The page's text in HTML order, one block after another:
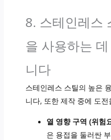
8. 스테인레스
을 사용하는
니다
스테인레스 스틸의 높은
니다, 또한 제작 중에 도전
열 영향 구역 (위험
은 용접을 둘러싼